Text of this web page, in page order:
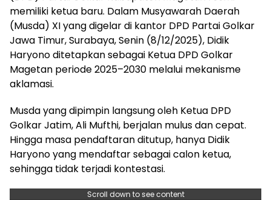
memiliki ketua baru. Dalam Musyawarah Daerah
(Musda) XI yang digelar di kantor DPD Partai Golkar
Jawa Timur, Surabaya, Senin (8/12/2025), Didik
Haryono ditetapkan sebagai Ketua DPD Golkar
Magetan periode 2025–2030 melalui mekanisme
aklamasi.
Musda yang dipimpin langsung oleh Ketua DPD
Golkar Jatim, Ali Mufthi, berjalan mulus dan cepat.
Hingga masa pendaftaran ditutup, hanya Didik
Haryono yang mendaftar sebagai calon ketua,
sehingga tidak terjadi kontestasi.
Scroll down to see content